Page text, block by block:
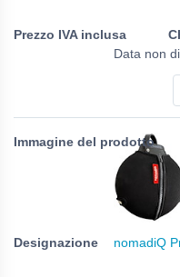
Data non
nomadiQ